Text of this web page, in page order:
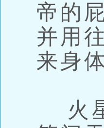
帝的
并用
来身
火星